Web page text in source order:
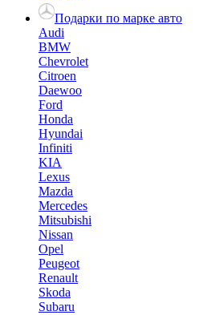
Подарки по марке авто
Audi
BMW
Chevrolet
Citroen
Daewoo
Ford
Honda
Hyundai
Infiniti
KIA
Lexus
Mazda
Mercedes
Mitsubishi
Nissan
Opel
Peugeot
Renault
Skoda
Subaru